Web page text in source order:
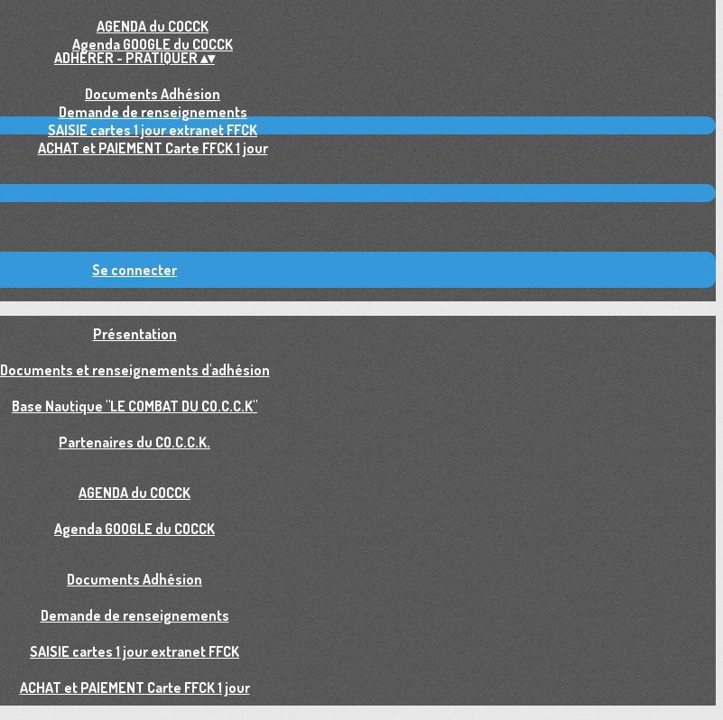
AGENDA du COCCK
Agenda GOOGLE du COCCK
ADHÉRER - PRATIQUER ▴▾
Documents Adhésion
Demande de renseignements
SAISIE cartes 1 jour extranet FFCK
ACHAT et PAIEMENT Carte FFCK 1 jour
Se connecter
Présentation
Documents et renseignements d'adhésion
Base Nautique "LE COMBAT DU CO.C.C.K"
Partenaires du CO.C.C.K.
AGENDA du COCCK
Agenda GOOGLE du COCCK
Documents Adhésion
Demande de renseignements
SAISIE cartes 1 jour extranet FFCK
ACHAT et PAIEMENT Carte FFCK 1 jour